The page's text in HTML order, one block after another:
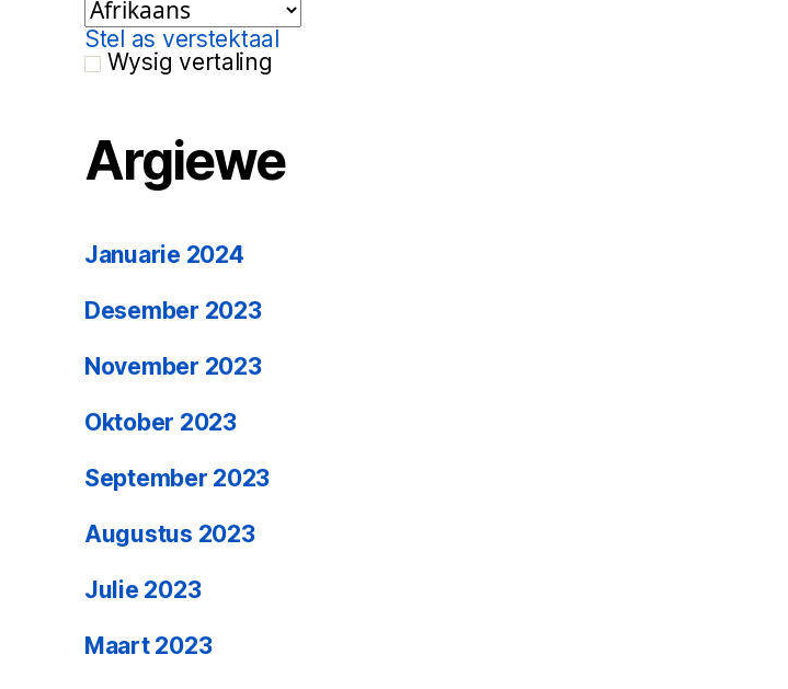
Stel as verstektaal
Wysig vertaling
Argiewe
Januarie 2024
Desember 2023
November 2023
Oktober 2023
September 2023
Augustus 2023
Julie 2023
Maart 2023